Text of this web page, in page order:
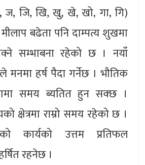
ज, जि, खि, खु, खे, खो, गा, गि)
बढेता पनि दाम्पत्य शुखमा
सम्भाबना रहेको छ । नयाँ
मनमा हर्ष पैदा गर्नेछ । भौतिक
समय ब्यतित हुन सक्छ ।
क्षेत्रमा राम्रो समय रहेको छ ।
कार्यको उत्तम प्रतिफल
रहनेछ ।